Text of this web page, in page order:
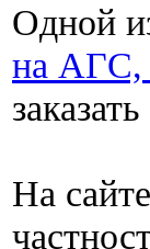
Одной
на
На